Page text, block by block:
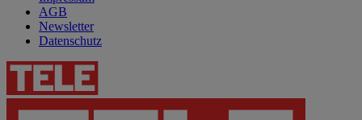
AGB
Newsletter
Datenschutz